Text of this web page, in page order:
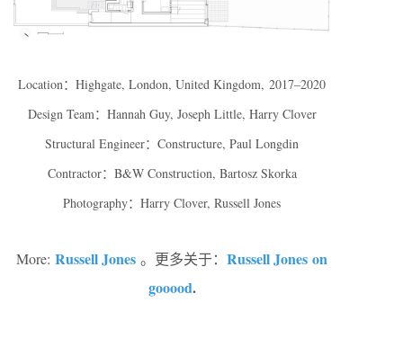
Location：Highgate, London, United Kingdom, 2017–2020
Design Team：Hannah Guy, Joseph Little, Harry Clover
Structural Engineer：Constructure, Paul Longdin
Contractor：B&W Construction, Bartosz Skorka
Photography：Harry Clover, Russell Jones
More: Russell Jones 。更多关于： Russell Jones on
gooood.